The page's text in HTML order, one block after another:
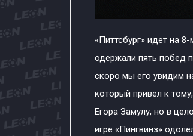
«Питтсбург» идет на
одержали пять побед
скоро мы его увидим
который привел к
Егора Замулу, но в
игре «Пингвинз»